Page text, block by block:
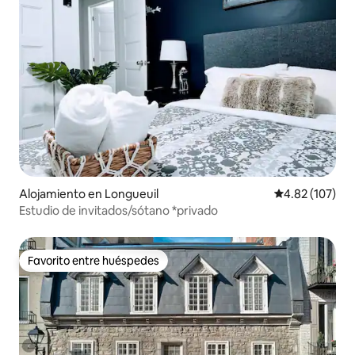
Alojamiento en Longueuil Calificación
4.82 (107)
Estudio de invitados/sótano *privado
Favorito entre huéspedes
Favorito entre huéspedes